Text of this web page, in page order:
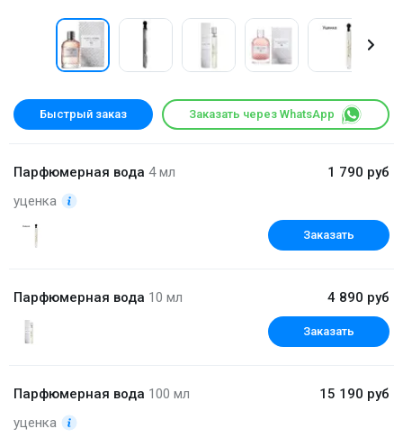
Быстрый заказ Заказать через WhatsApp
Парфюмерная вода 4 мл
уценка
1 790 руб
Заказать
Парфюмерная вода 10 мл 4 890 руб
Заказать
Парфюмерная вода 100 мл
уценка
15 190 руб